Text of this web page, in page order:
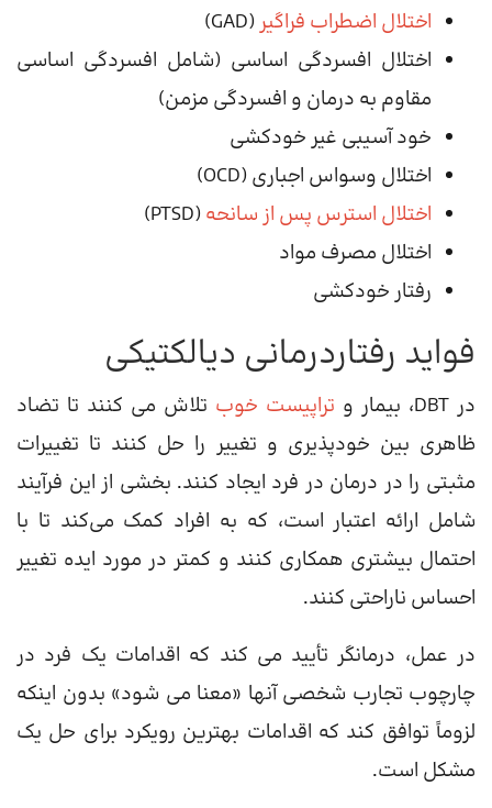
اختلال اضطراب فراگیر (GAD)
اختلال افسردگی اساسی (شامل افسردگی اساسی
مقاوم به درمان و افسردگی مزمن)
خود آسیبی غیر خودکشی
اختلال وسواس اجباری (OCD)
اختلال استرس پس از سانحه(PTSD)
اختلال مصرف مواد
رفتار خودکشی
فواید رفتاردرمانی دیالکتیکی
در DBT، بیمار و تراپیست خوب تلاش می کنند تا تضاد
ظاهری بین خودپذیری و تغییر را حل کنند تا تغییرات
مثبتی را در درمان در فرد ایجاد کنند. بخشی از این فرآیند
شامل ارائه اعتبار است، که به افراد کمک می‌کند تا با
احتمال بیشتری همکاری کنند و کمتر در مورد ایده تغییر
احساس ناراحتی کنند.
در عمل، درمانگر تأیید می کند که اقدامات یک فرد در
چارچوب تجارب شخصی آنها «معنا می شود» بدون اینکه
لزوماً توافق کند که اقدامات بهترین رویکرد برای حل یک
مشکل است.